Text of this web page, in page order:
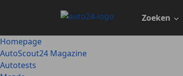
Zoeken
Homepage
AutoScout24 Magazine
Autotests